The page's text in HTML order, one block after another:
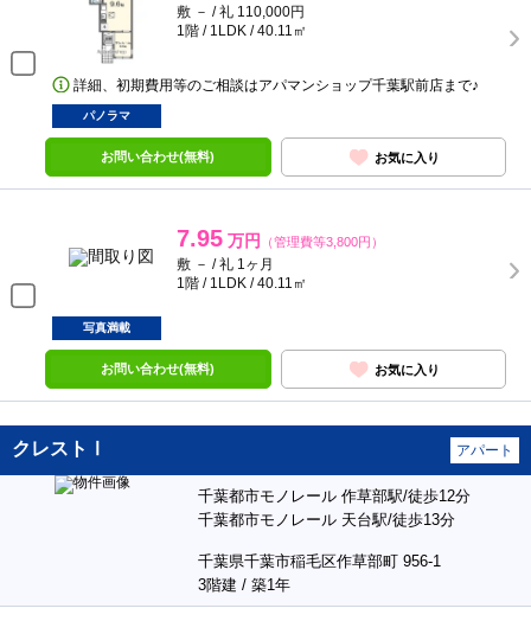
敷 － / 礼 110,000円
1階 / 1LDK / 40.11㎡
詳細、初期費用等のご相談はアパマンショップ千葉駅前店まで♪
パノラマ
お問い合わせ(無料) お気に入り
7.95 万円 （管理費等3,800円）
敷 － / 礼 1ヶ月
1階 / 1LDK / 40.11㎡
写真満載
お問い合わせ(無料) お気に入り
クレストⅠ アパート
千葉都市モノレール 作草部駅/徒歩12分
千葉都市モノレール 天台駅/徒歩13分
千葉県千葉市稲毛区作草部町 956-1
3階建 / 築1年